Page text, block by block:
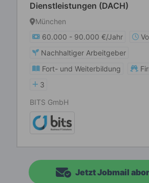
Dienstleistungen (DACH)
München
60.000 - 90.000 €/Jahr
Nachhaltiger Arbeitgeber
Fort- und Weiterbildung
3
BITS GmbH
Jetzt Jobmail